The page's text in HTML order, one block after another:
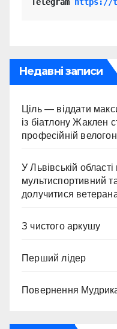
Telegram https://
Недавні записи
Ціль — віддати
із біатлону Жаклен
професійній
У Львівській області
мультиспортивний
долучитися
З чистого аркушу
Перший лідер
Повернення